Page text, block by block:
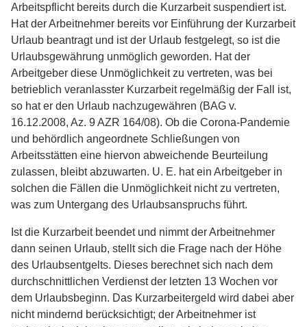
Arbeitspflicht bereits durch die Kurzarbeit suspendiert ist.
Hat der Arbeitnehmer bereits vor Einführung der Kurzarbeit
Urlaub beantragt und ist der Urlaub festgelegt, so ist die
Urlaubsgewährung unmöglich geworden. Hat der
Arbeitgeber diese Unmöglichkeit zu vertreten, was bei
betrieblich veranlasster Kurzarbeit regelmäßig der Fall ist,
so hat er den Urlaub nachzugewähren (BAG v.
16.12.2008, Az. 9 AZR 164/08). Ob die Corona-Pandemie
und behördlich angeordnete Schließungen von
Arbeitsstätten eine hiervon abweichende Beurteilung
zulassen, bleibt abzuwarten. U. E. hat ein Arbeitgeber in
solchen die Fällen die Unmöglichkeit nicht zu vertreten,
was zum Untergang des Urlaubsanspruchs führt.
Ist die Kurzarbeit beendet und nimmt der Arbeitnehmer
dann seinen Urlaub, stellt sich die Frage nach der Höhe
des Urlaubsentgelts. Dieses berechnet sich nach dem
durchschnittlichen Verdienst der letzten 13 Wochen vor
dem Urlaubsbeginn. Das Kurzarbeitergeld wird dabei aber
nicht mindernd berücksichtigt; der Arbeitnehmer ist